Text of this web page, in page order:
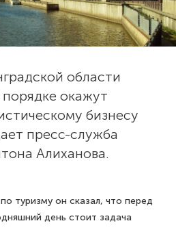
области
окажут
бизнесу
пресс-служба
Алиханова.
туризму он сказал, что перед
день стоит задача